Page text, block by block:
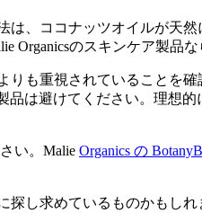
、ココナッツオイルが天
のスキンケア製品な
も重視されていることを
は避けてください。理想
い。Malie Organics の
し求めているものかもし